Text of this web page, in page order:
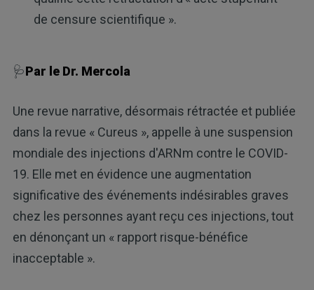
de censure scientifique ».
🩺Par le Dr. Mercola
Une revue narrative, désormais rétractée et publiée
dans la revue « Cureus », appelle à une suspension
mondiale des injections d'ARNm contre le COVID-
19. Elle met en évidence une augmentation
significative des événements indésirables graves
chez les personnes ayant reçu ces injections, tout
en dénonçant un « rapport risque-bénéfice
inacceptable ».